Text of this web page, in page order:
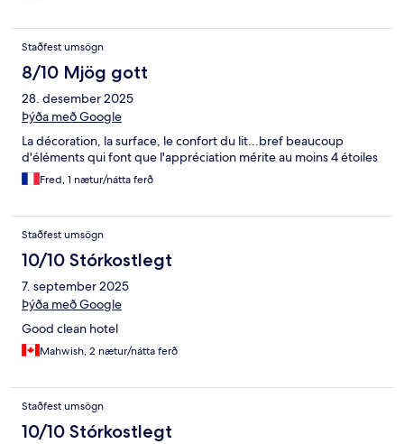
Staðfest umsögn
8/10 Mjög gott
28. desember 2025
Þýða með Google
La décoration, la surface, le confort du lit...bref beaucoup
d'éléments qui font que l'appréciation mérite au moins 4 étoiles
Fred, 1 nætur/nátta ferð
Staðfest umsögn
10/10 Stórkostlegt
7. september 2025
Þýða með Google
Good clean hotel
Mahwish, 2 nætur/nátta ferð
Staðfest umsögn
10/10 Stórkostlegt